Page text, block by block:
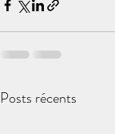
Posts récents